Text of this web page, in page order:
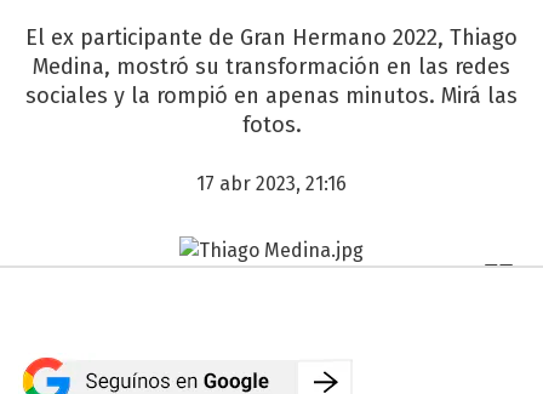
El ex participante de Gran Hermano 2022, Thiago
Medina, mostró su transformación en las redes
sociales y la rompió en apenas minutos. Mirá las
fotos.
17 abr 2023, 21:16